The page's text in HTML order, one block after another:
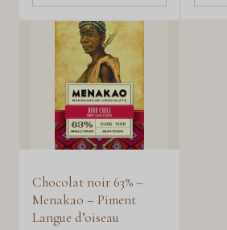
Chocolat noir 63% –
Menakao – Piment
Langue d’oiseau